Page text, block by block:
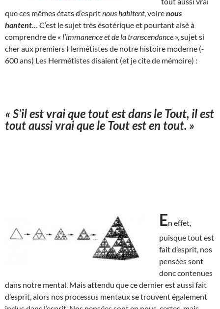
que ces mêmes états d’espritnous habitent, voirenous
hantent … C’est le sujet très ésotérique et pourtant aisé à
comprendre de « l’immanence et de la transcendance », sujet si
cher aux premiers Hermétistes de notre histoire moderne (-
600 ans) Les Hermétistes disaient (et je cite de mémoire) :
« S’il est vrai que tout est dans le Tout, il est
tout aussi vrai que le Tout est en tout. »
En effet,
puisque tout est
fait d’esprit, nos
pensées sont
donc contenues
dans notre mental. Mais attendu que ce dernier est aussi fait
d’esprit, alors nos processus mentaux se trouvent également